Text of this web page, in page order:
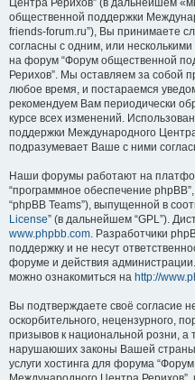
Центра Рерихов” (в дальнейшем
общественной поддержки
friends-forum.ru”), Вы принимаете
согласны с одним, или
на форум “Форум общественной
Рерихов”. Мы оставляем за собой
любое время, и постараемся
рекомендуем Вам периодически
курсе всех изменений.
поддержки Международного
подразумевает Ваше с ними
Наши форумы работают на
“программное обеспечение
“phpBB Teams”), выпущенной в
License” (в дальнейшем “GPL”).
www.phpbb.com. Разработчики
поддержку и не несут
форуме и действия
можно ознакомиться на http://
Вы подтверждаете своё согласие
оскорбительного, нецензурного,
призывов к национальной розни, а
нарушаюших законы Вашей
услуги хостинга для форума